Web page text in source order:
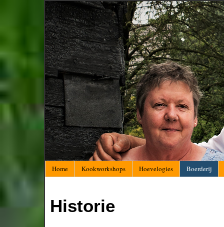
Home Kookworkshops Hoevelogies Boerderij
Historie